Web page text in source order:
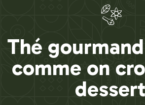
Thé
comme on
dessert